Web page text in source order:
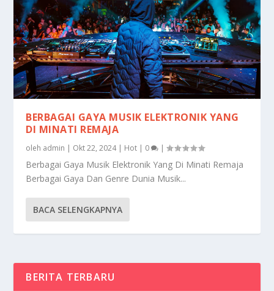
BERBAGAI GAYA MUSIK ELEKTRONIK YANG
DI MINATI REMAJA
oleh admin | Okt 22, 2024| Hot | 0 |
Berbagai Gaya Musik Elektronik Yang Di Minati Remaja
Berbagai Gaya Dan Genre Dunia Musik...
BACA SELENGKAPNYA
BERITA TERBARU